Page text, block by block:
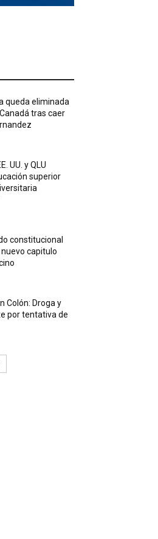
queda eliminada
tras caer
UU. y QLU
superior
constitucional
capitulo
Colón: Droga y
por tentativa de